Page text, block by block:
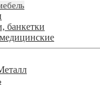
банкетки